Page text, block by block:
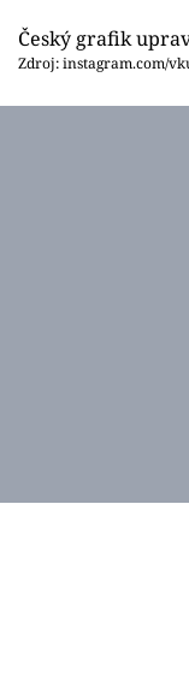
Český grafik
Zdroj: instagram.com/